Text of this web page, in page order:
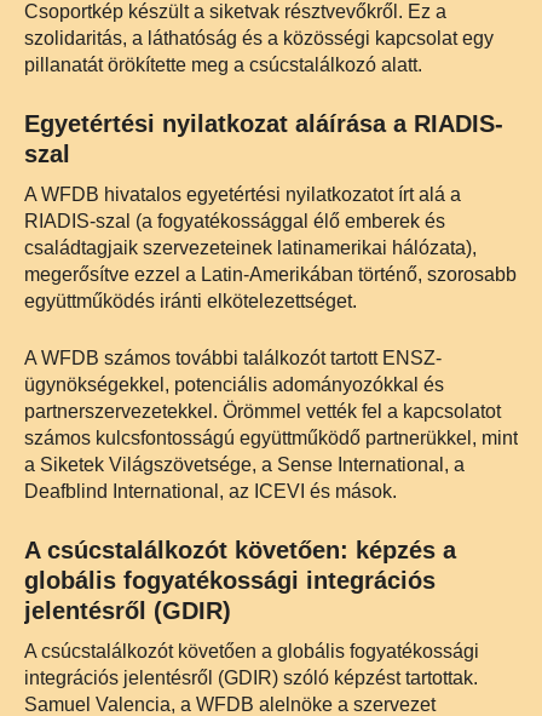
Csoportkép készült a siketvak résztvevőkről. Ez a
szolidaritás, a láthatóság és a közösségi kapcsolat egy
pillanatát örökítette meg a csúcstalálkozó alatt.
Egyetértési nyilatkozat aláírása a RIADIS-
szal
A WFDB hivatalos egyetértési nyilatkozatot írt alá a
RIADIS-szal (a fogyatékossággal élő emberek és
családtagjaik szervezeteinek latinamerikai hálózata),
megerősítve ezzel a Latin-Amerikában történő, szorosabb
együttműködés iránti elkötelezettséget.
A WFDB számos további találkozót tartott ENSZ-
ügynökségekkel, potenciális adományozókkal és
partnerszervezetekkel. Örömmel vették fel a kapcsolatot
számos kulcsfontosságú együttműködő partnerükkel, mint
a Siketek Világszövetsége, a Sense International, a
Deafblind International, az ICEVI és mások.
A csúcstalálkozót követően: képzés a
globális fogyatékossági integrációs
jelentésről (GDIR)
A csúcstalálkozót követően a globális fogyatékossági
integrációs jelentésről (GDIR) szóló képzést tartottak.
Samuel Valencia, a WFDB alelnöke a szervezet